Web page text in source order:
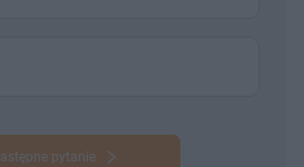
pytanie